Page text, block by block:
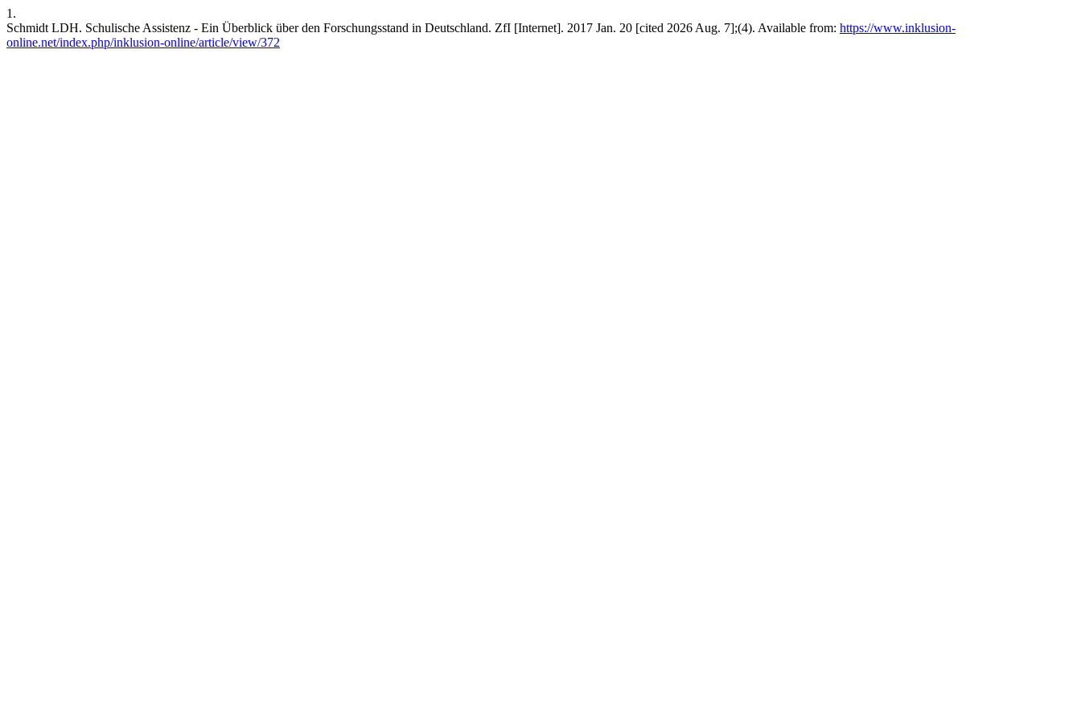
1.
Schmidt LDH. Schulische Assistenz - Ein Überblick über den Forschungsstand in Deutschland. ZfI [Internet]. 2017 Jan. 20 [cited 2026 Aug. 7];(4). Available from: https://www.inklusion-
online.net/index.php/inklusion-online/article/view/372